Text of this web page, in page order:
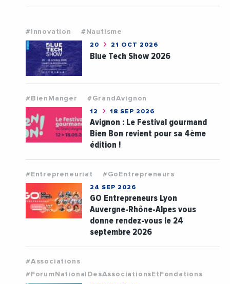
#Innovation #Nautisme
20 21 OCT 2026
Blue Tech Show 2026
#BienManger #GrandAvignon
12 18 SEP 2026
Avignon : Le Festival gourmand
Bien Bon revient pour sa 4ème
édition !
#Entrepreneuriat #GoEntrepreneurs
24 SEP 2026
GO Entrepreneurs Lyon
Auvergne-Rhône-Alpes vous
donne rendez-vous le 24
septembre 2026
#Associations
#ForumNationalDesAssociationsEtFondations